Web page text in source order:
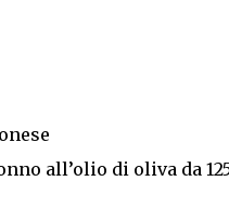
all’olio di oliva da